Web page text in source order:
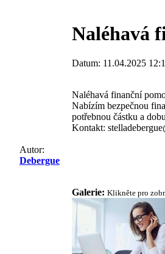
Autor:
Debergue
Naléhavá
Datum: 11.04.2025
Naléhavá finanční
Nabízím bezpečnou
potřebnou částku a
Kontakt:
Galerie: Klikněte pro